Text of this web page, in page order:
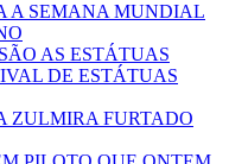
A SEMANA MUNDIAL
AS ESTÁTUAS
DE ESTÁTUAS
ZULMIRA FURTADO